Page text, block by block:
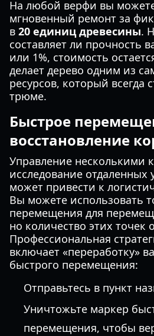
На любой верфи вы
мгновенный ремонт за
в 20 единиц древесины.
составляет ли прочность
или 1%, стоимость
делает дерево одним из
ресурсов, который всегда
трюме.
Быстрое
восстановление
Управление несколькими
исследование отдаленных
может привести к
Вы можете использовать
перемещения для
но количество этих точек
Профессиональная
включает «переработку»
быстрого перемещения:
Отправьтесь в пункт
Уничтожьте маркер
перемещения, чтобы